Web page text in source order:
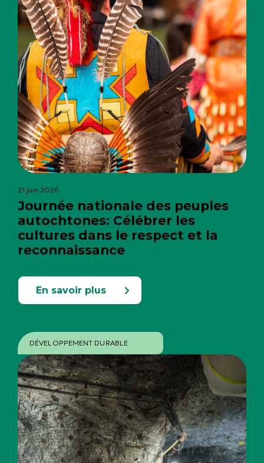
21 juin 2026
Journée nationale des peuples
autochtones: Célébrer les
cultures dans le respect et la
reconnaissance
En savoir plus
DÉVELOPPEMENT DURABLE